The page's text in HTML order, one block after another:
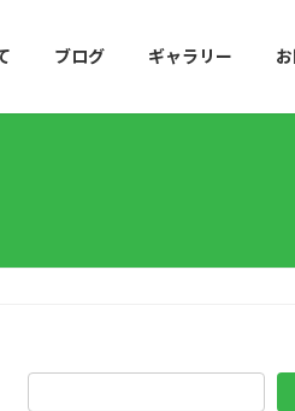
ブログ ギャラリー